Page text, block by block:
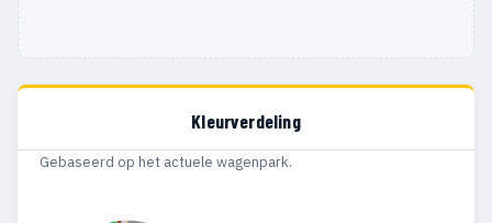
Kleurverdeling
Gebaseerd op het actuele wagenpark.